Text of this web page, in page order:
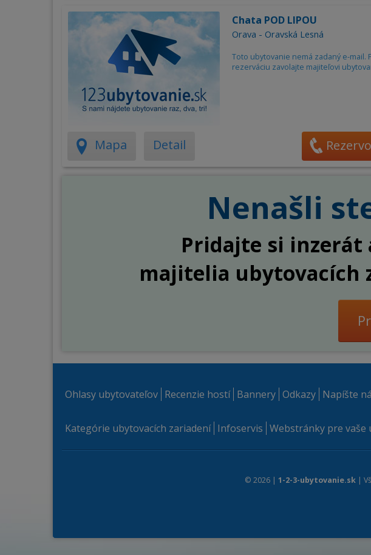
Chata POD LIPOU
Orava - Oravská Lesná
Toto ubytovanie nemá zadaný e-mail.
rezerváciu zavolajte majiteľovi
Mapa Detail
Nenašli
Pridajte si inzerát
majitelia ubytovacích
Ohlasy ubytovateľov Recenzie hostí Bannery Odkazy Napíšte
Kategórie ubytovacích zariadení Infoservis Webstránky pre vaše
© 2026 | 1-2-3-ubytovanie.sk|